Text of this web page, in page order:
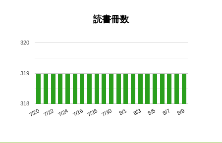
読書冊数
7/20 7/22 7/24 7/26 7/28 7/30 8/1 8/3 8/5 8/7 8/9
318
319
320